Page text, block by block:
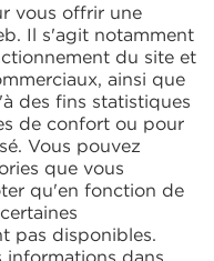
vous offrir une
Il s'agit notamment
du site et
ainsi que
des fins statistiques
de confort ou pour
Vous pouvez
que vous
qu'en fonction de
pas disponibles.
informations dans